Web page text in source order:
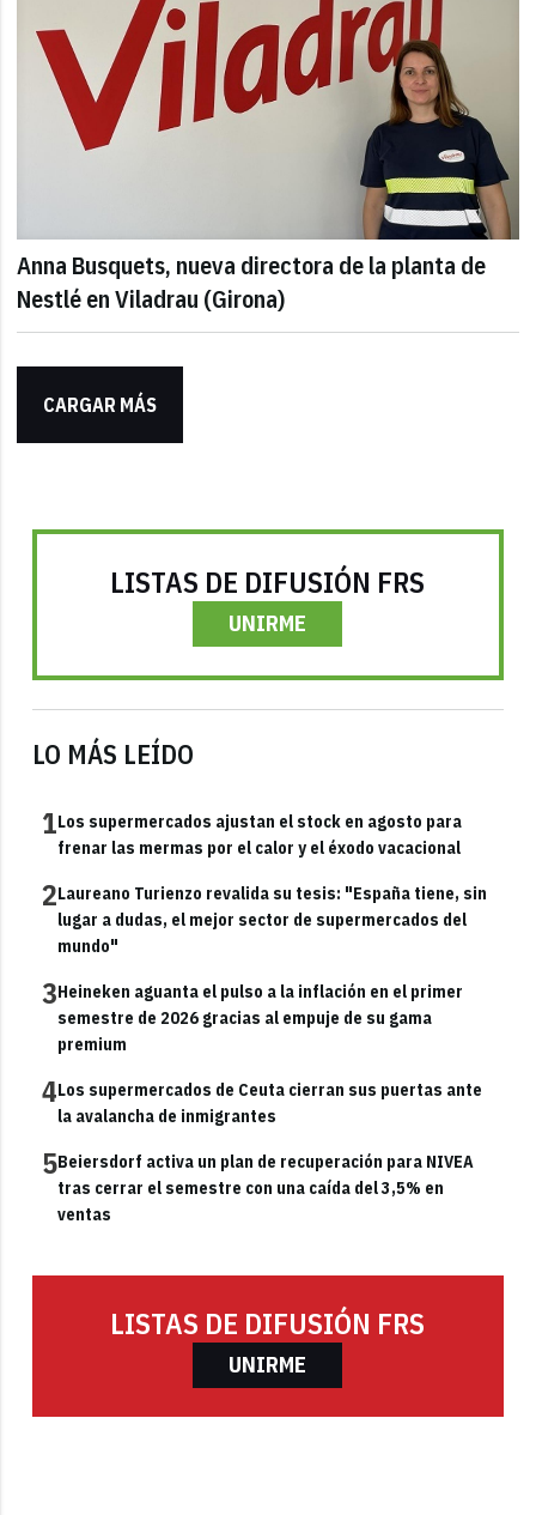
Anna Busquets, nueva directora de la planta de
Nestlé en Viladrau (Girona)
CARGAR MÁS
LISTAS DE DIFUSIÓN FRS
UNIRME
LO MÁS LEÍDO
1Los supermercados ajustan el stock en agosto para
frenar las mermas por el calor y el éxodo vacacional
2Laureano Turienzo revalida su tesis: "España tiene, sin
lugar a dudas, el mejor sector de supermercados del
mundo"
3Heineken aguanta el pulso a la inflación en el primer
semestre de 2026 gracias al empuje de su gama
premium
4Los supermercados de Ceuta cierran sus puertas ante
la avalancha de inmigrantes
5Beiersdorf activa un plan de recuperación para NIVEA
tras cerrar el semestre con una caída del 3,5% en
ventas
LISTAS DE DIFUSIÓN FRS
UNIRME